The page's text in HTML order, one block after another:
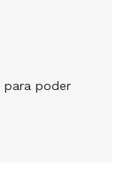
para poder